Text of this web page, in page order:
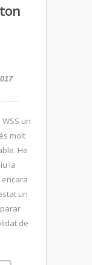
un
molt
He
la
un
de